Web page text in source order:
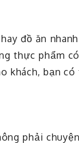
đồ ăn
thực phẩm
khách, bạn
phải